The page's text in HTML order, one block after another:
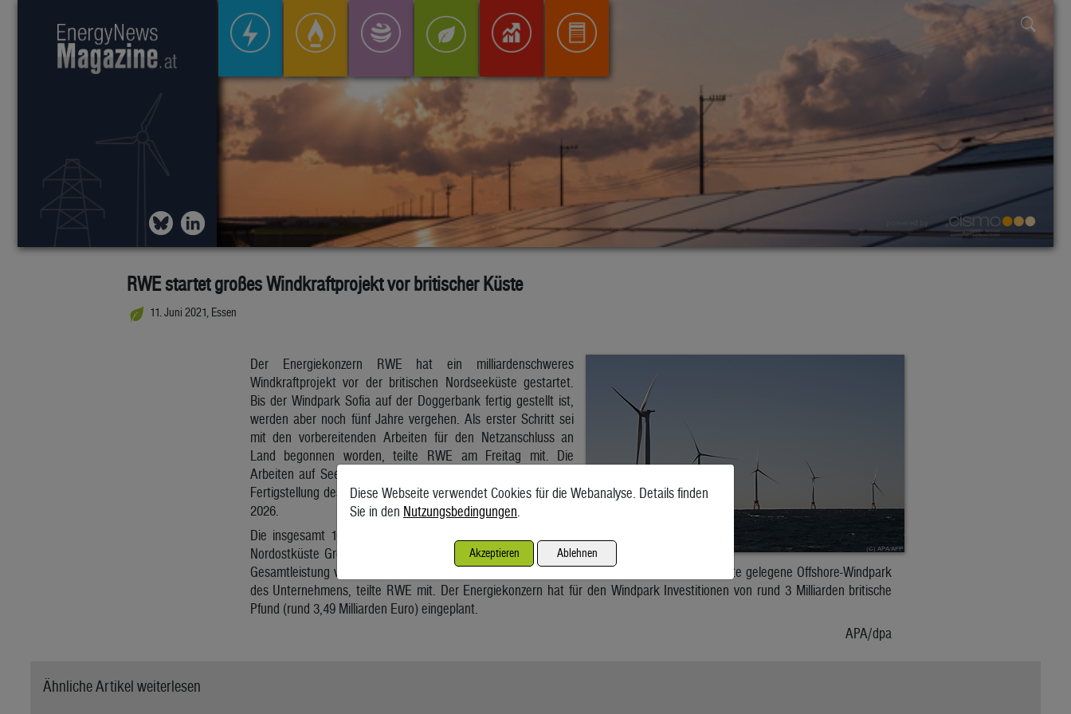
RWE startet großes Windkraftprojekt vor britischer Küste
11. Juni 2021, Essen
Der Energiekonzern RWE hat ein milliardenschweres
Windkraftprojekt vor der britischen Nordseeküste gestartet.
Bis der Windpark Sofia auf der Doggerbank fertig gestellt ist,
werden aber noch fünf Jahre vergehen. Als erster Schritt sei
mit den vorbereitenden Arbeiten für den Netzanschluss an
Land begonnen worden, teilte RWE am Freitag mit. Die
Arbeiten auf See sollen im Jahr 2023 starten, die endgültige
Fertigstellung des Windparks erwartet RWE im vierten Quartal
2026.
Die insgesamt 100 Turbinen, die rund 195 Kilometer vor der
Nordostküste Großbritanniens aufgestellt werden, haben eine
Gesamtleistung von 1,4 Gigawatt. Das Projekt sei der größte und am weitesten vor der Küste gelegene Offshore-Windpark
des Unternehmens, teilte RWE mit. Der Energiekonzern hat für den Windpark Investitionen von rund 3 Milliarden britische
Pfund (rund 3,49 Milliarden Euro) eingeplant.
APA/dpa
Ähnliche Artikel weiterlesen
Diese Webseite verwendet Cookies für die Webanalyse. Details finden
Sie in den Nutzungsbedingungen.
Akzeptieren Ablehnen